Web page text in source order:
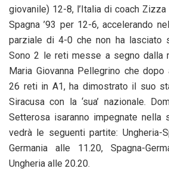
giovanile) 12-8, l’Italia di coach
Spagna ’93 per 12-6, accelerando
parziale di 4-0 che non ha lasciato
Sono 2 le reti messe a segno dalla
Maria Giovanna Pellegrino che
26 reti in A1, ha dimostrato il suo
Siracusa con la ‘sua’ nazionale.
Setterosa isaranno impegnate nella
vedrà le seguenti partite: Ungheria-
Germania alle 11.20, Spagna-
Ungheria alle 20.20.